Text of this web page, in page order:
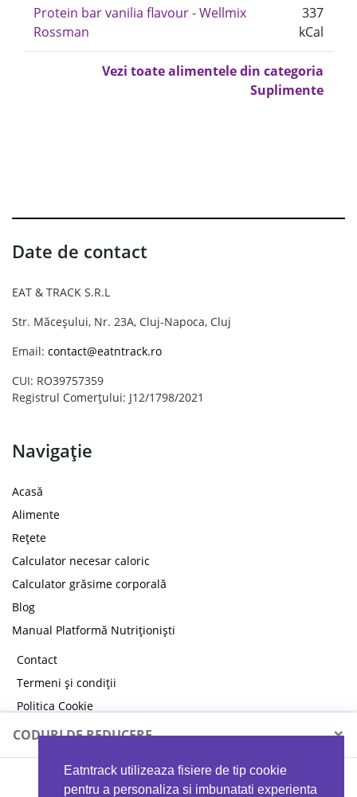
Eatntrack utilizeaza fisiere de tip cookie
pentru a personaliza si imbunatati experienta
Protein bar vanilia flavour - Wellmix
Rossman
337
kCal
Vezi toate alimentele din categoria
Suplimente
Date de contact
EAT & TRACK S.R.L
Str. Măceșului, Nr. 23A, Cluj-Napoca, Cluj
Email: contact@eatntrack.ro
CUI: RO39757359
Registrul Comerțului: J12/1798/2021
Navigație
Acasă
Alimente
Rețete
Calculator necesar caloric
Calculator grăsime corporală
Blog
Manual Platformă Nutriționiști
Contact
Termeni și condiții
Politica Cookie
Politica de confidențialitate
CODURI DE REDUCERE ×